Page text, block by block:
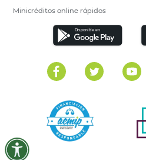
Minicréditos online rápidos